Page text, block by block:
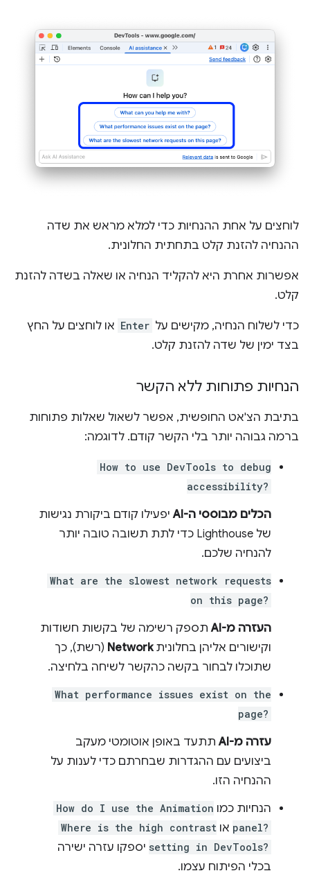
לוחצים על אחת ההנחיות כדי למלא מראש את שדה
ההנחיה להזנת קלט בתחתית החלונית.
אפשרות אחרת היא להקליד הנחיה או שאלה בשדה להזנת
קלט.
כדי לשלוח הנחיה, מקישים על Enter או לוחצים על החץ
בצד ימין של שדה להזנת קלט.
הנחיות פתוחות ללא הקשר
בתיבת הצ'אט החופשית, אפשר לשאול שאלות פתוחות
ברמה גבוהה יותר בלי הקשר קודם. לדוגמה:
How to use DevTools to debug
accessibility?
הכלים מבוססי ה-AI
יפעילו קודם ביקורת נגישות
של Lighthouse כדי לתת תשובה טובה יותר
להנחיה שלכם.
What are the slowest network requests
on this page?
העזרה מ-AI
תספק רשימה של בקשות חשודות
וקישורים אליהן בחלוניתNetwork (רשת), כך
שתוכלו לבחור בקשה כהקשר לשיחה בלחיצה.
What performance issues exist on the
page?
עזרה מ-AI
תתעד באופן אוטומטי מעקב
ביצועים עם ההגדרות שבחרתם כדי לענות על
ההנחיה הזו.
הנחיות כמו How do I use the Animation
panel? או Where is the high contrast
setting in DevTools? יספקו עזרה ישירה
בכלי הפיתוח עצמו.